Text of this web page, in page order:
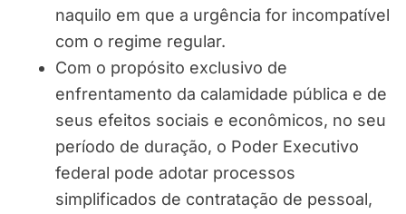
naquilo em que a urgência for incompatível
com o regime regular.
Com o propósito exclusivo de
enfrentamento da calamidade pública e de
seus efeitos sociais e econômicos, no seu
período de duração, o Poder Executivo
federal pode adotar processos
simplificados de contratação de pessoal,